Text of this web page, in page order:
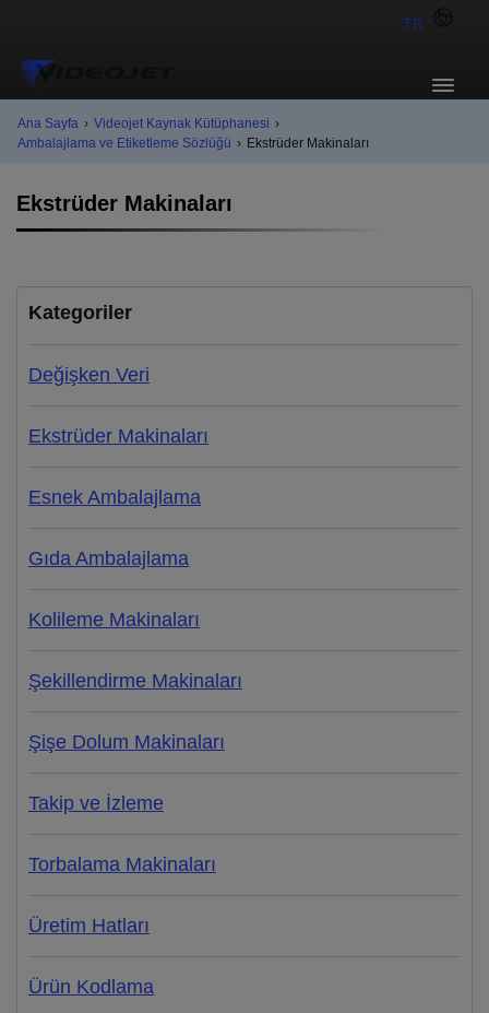
TR
Ana Sayfa › Videojet Kaynak Kütüphanesi ›
Ambalajlama ve Etiketleme Sözlüğü › Ekstrüder Makinaları
Ekstrüder Makinaları
Kategoriler
Değişken Veri
Ekstrüder Makinaları
Esnek Ambalajlama
Gıda Ambalajlama
Kolileme Makinaları
Şekillendirme Makinaları
Şişe Dolum Makinaları
Takip ve İzleme
Torbalama Makinaları
Üretim Hatları
Ürün Kodlama